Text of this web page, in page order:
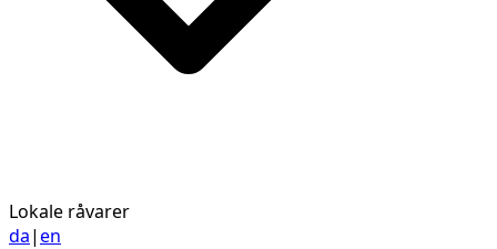
Lokale råvarer
da|en